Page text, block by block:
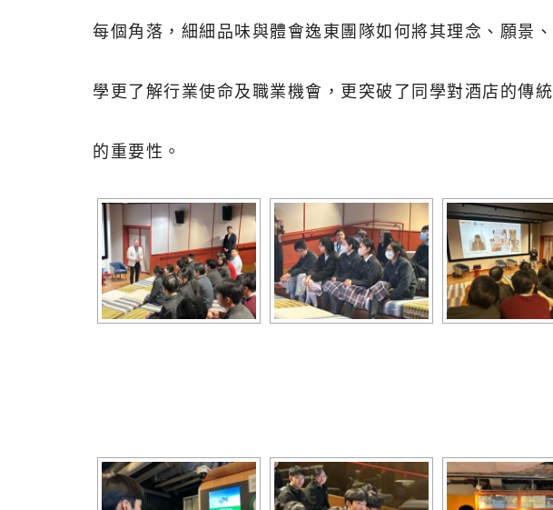
每個角落， 細細品味與體會逸東團隊如何將其理念、願景、
學更了解行業使命及職業機會，更突破了同學對酒店的傳
的重要性。